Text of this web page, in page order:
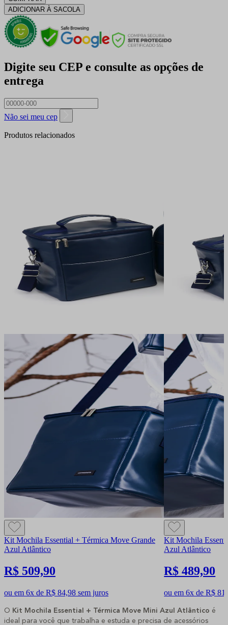
ADICIONAR À SACOLA
Digite seu CEP e consulte as opções de
entrega
Não sei meu cep
Produtos relacionados
Kit Mochila Essential + Térmica Move Grande
Azul Atlântico
R$ 509,90
ou em 6x de R$ 84,98 sem juros
Kit Mochila
Azul Atlântico
R$ 489,90
ou em 6x de R$
O Kit Mochila Essential + Térmica Move Mini Azul Atlântico é
ideal para você que trabalha e estuda e precisa de acessórios